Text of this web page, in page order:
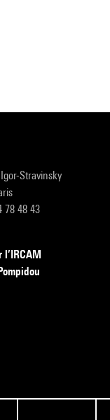
Stravinsky
78 48 43
l’IRCAM